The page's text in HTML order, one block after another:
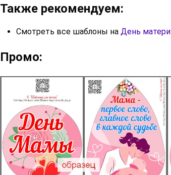
Также рекомендуем:
Смотреть все шаблоны на День матери
Промо: